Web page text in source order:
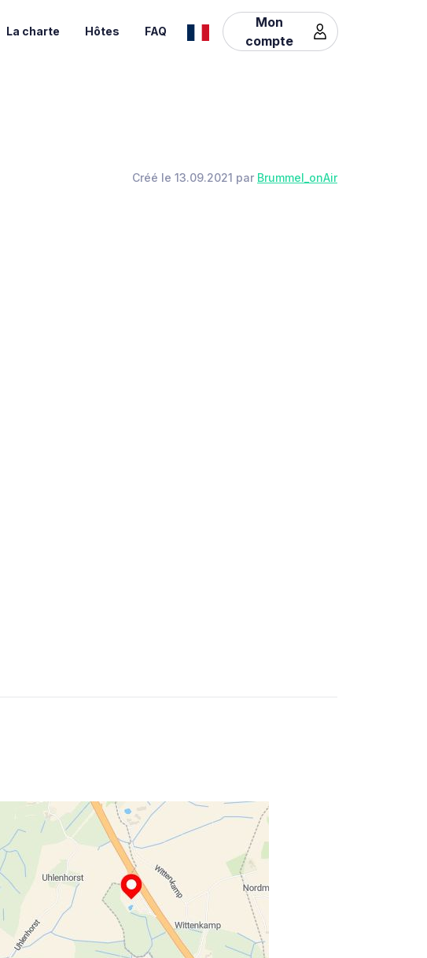
La charte Hôtes FAQ
Mon
compte
Créé le 13.09.2021 par Brummel_onAir